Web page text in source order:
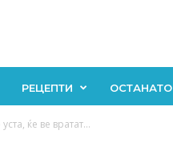
РЕЦЕПТИ ОСТАНАТО
ќе ве вратат...